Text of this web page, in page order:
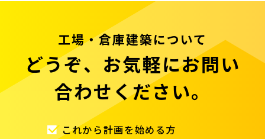
工場・倉庫建築について
どうぞ、お気軽にお問い
合わせください。
これから計画を始める方